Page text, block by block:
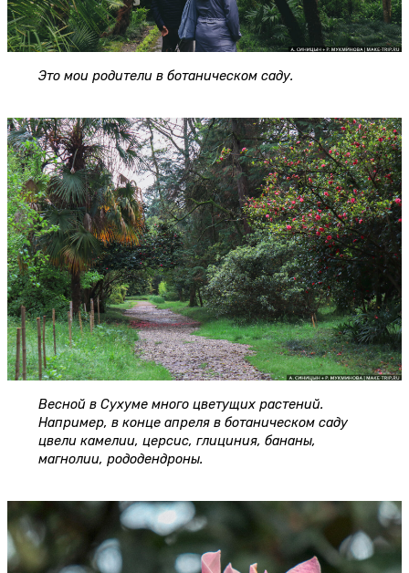
Это мои родители в ботаническом саду.
Весной в Сухуме много цветущих растений.
Например, в конце апреля в ботаническом саду
цвели камелии, церсис, глициния, бананы,
магнолии, рододендроны.